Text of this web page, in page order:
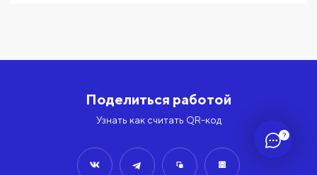
?
Поделиться работой
Узнать как считать QR-код